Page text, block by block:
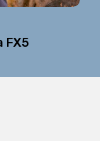
FX5